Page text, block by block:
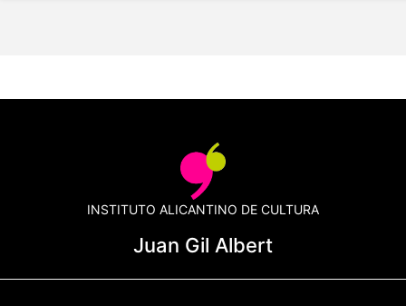
INSTITUTO ALICANTINO DE CULTURA
Juan Gil Albert